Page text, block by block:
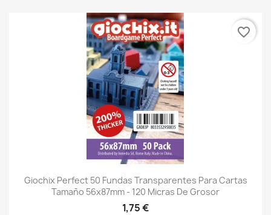
Giochix Perfect 50 Fundas Transparentes Para Cartas
Tamaño 56x87mm - 120 Micras De Grosor
1,75 €
favorite_border